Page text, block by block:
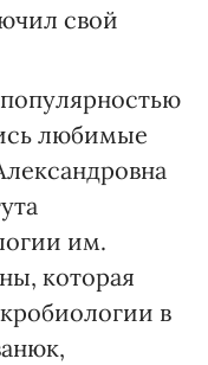
свой
любимые
им.
которая
в